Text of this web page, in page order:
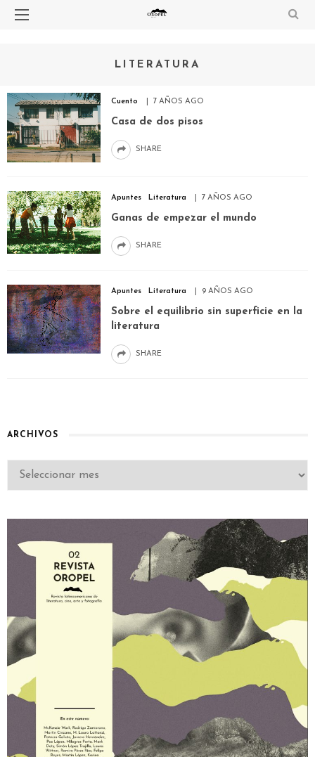
LITERATURA
Cuento 7 AÑOS AGO
Casa de dos pisos
SHARE
Apuntes Literatura 7 AÑOS AGO
Ganas de empezar el mundo
SHARE
Apuntes Literatura 9 AÑOS AGO
Sobre el equilibrio sin superficie en la
literatura
SHARE
ARCHIVOS